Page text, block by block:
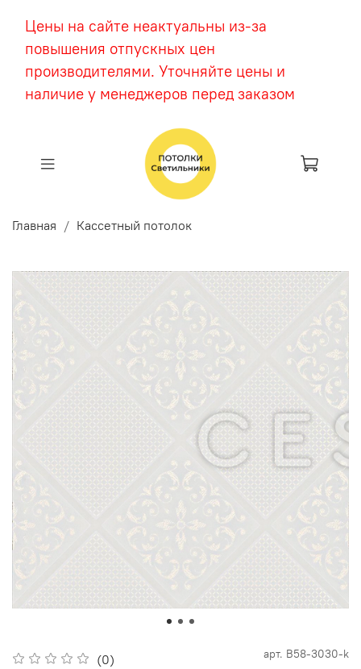
Цены на сайте неактуальны из-за
повышения отпускных цен
производителями. Уточняйте цены и
наличие у менеджеров перед заказом
Главная Кассетный потолок
(0) арт. В58-3030-k